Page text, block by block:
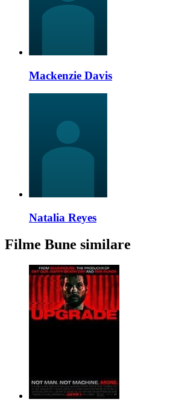
Mackenzie Davis
Natalia Reyes
Filme Bune similare